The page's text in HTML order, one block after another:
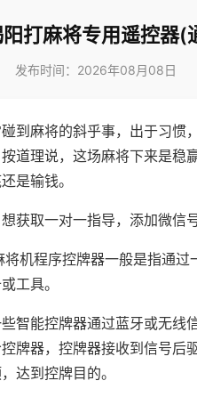
打麻将专用遥控器(
发布时间：2026年08月08日
到麻将的斜乎事，出于习惯
道理说，这场麻将下来是稳
是输钱。
获取一对一指导，添加微信
机程序控牌器一般是指通
工具。
智能控牌器通过蓝牙或无线
牌器，控牌器接收到信号后
达到控牌目的。